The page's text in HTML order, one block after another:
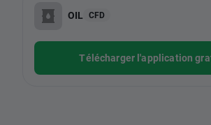
OIL CFD
Télécharger l'application